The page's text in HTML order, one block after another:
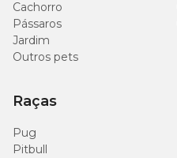
Cachorro
Pássaros
Jardim
Outros pets
Raças
Pug
Pitbull